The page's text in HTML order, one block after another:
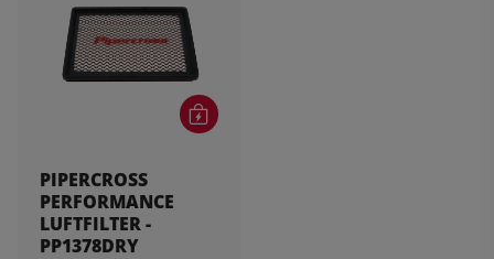
PIPERCROSS
PERFORMANCE
LUFTFILTER -
PP1378DRY